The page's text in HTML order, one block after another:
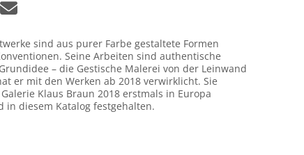
sind aus purer Farbe gestaltete Formen
Seine Arbeiten sind authentische
– die Gestische Malerei von der Leinwand
er mit den Werken ab 2018 verwirklicht. Sie
Klaus Braun 2018 erstmals in Europa
in diesem Katalog festgehalten.